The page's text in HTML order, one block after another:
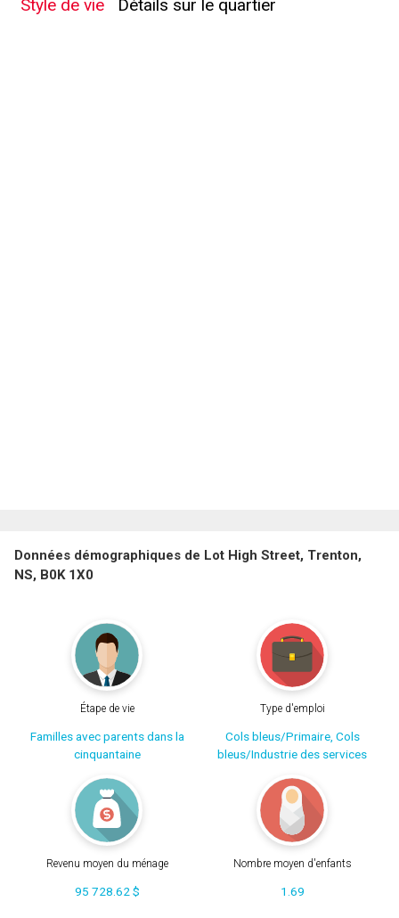
Style de vie Détails sur le quartier
Données démographiques de Lot High Street, Trenton,
NS, B0K 1X0
Étape de vie
Familles avec parents dans la
cinquantaine
Type d'emploi
Cols bleus/Primaire, Cols
bleus/Industrie des services
Revenu moyen du ménage
95 728.62 $
Nombre moyen d'enfants
1.69